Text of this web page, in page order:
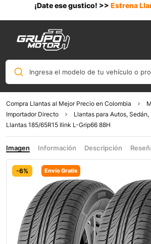
¡Date ese gustico! >> Estrena
Ingresa el modelo de tu vehículo o
Compra Llantas al Mejor Precio en Colombia
Importador Directo
Llantas para Autos,
Llantas 185/65R15 Ilink L-Grip66 88H
Imagen Información Descripción
-6% Envío Gratis